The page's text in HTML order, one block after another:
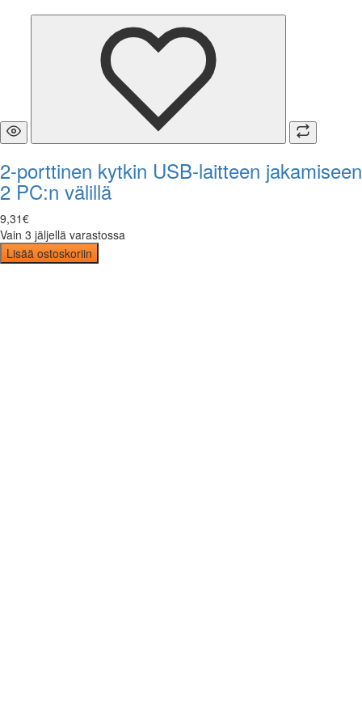
2-porttinen kytkin USB-laitteen jakamiseen
2 PC:n välillä
9,31€
Vain 3 jäljellä varastossa
Lisää ostoskoriin